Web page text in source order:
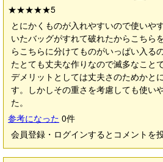
★★★★★5
とにかくものが入れやすいので使いや
いたバッグがすれて破れたからこちら
らこちらに分けてものがいっぱい入る
たとても丈夫な作りなので滅多なこと
デメリットとしては丈夫さのためかと
す。しかしその重さを考慮しても使い
た。
参考になった 0件
会員登録・ログインするとコメントを